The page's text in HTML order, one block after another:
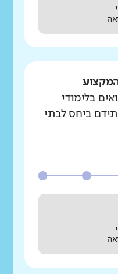
בלימודי
ביחס לבתי